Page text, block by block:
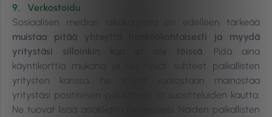
9. Verkostoidu
Sosiaalisen median aikakautena on edelleen tärkeää
muistaa pitää yhteyttä henkilökohtaisesti ja myydä
yritystäsi silloinkin kun et ole töissä. Pidä aina
käyntikorttia mukana ja luo hyvät suhteet paikallisten
yritysten kanssa, he voivat vuorostaan mainostaa
yritystäsi positiivisen palautteen ja suositteluiden kautta.
Ne tuovat lisää asiakkaita liikkeeseesi. Näiden paikallisten